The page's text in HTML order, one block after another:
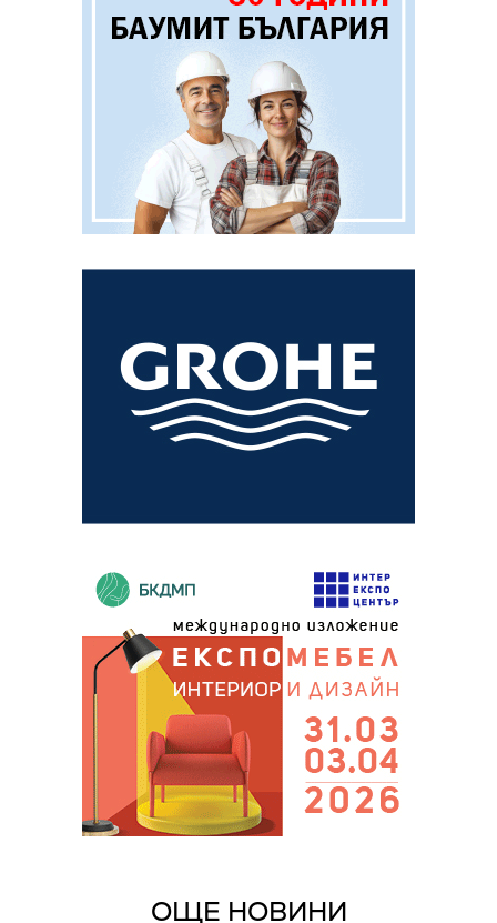
ОЩЕ НОВИНИ